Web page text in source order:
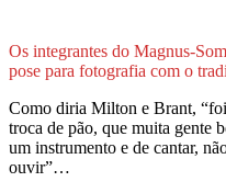
Os integrantes do Magnus-
pose para fotografia com o
Como diria Milton e Brant,
troca de pão, que muita gente
um instrumento e de cantar,
ouvir”…